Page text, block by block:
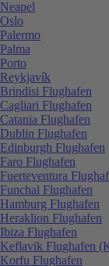
Neapel
Oslo
Palermo
Palma
Porto
Reykjavík
Brindisi Flughafen
Cagliari Flughafen
Catania Flughafen
Dublin Flughafen
Edinburgh Flughafen
Faro Flughafen
Fuerteventura
Funchal Flughafen
Hamburg Flughafen
Heraklion Flughafen
Ibiza Flughafen
Keflavik Flughafen
Korfu Flughafen